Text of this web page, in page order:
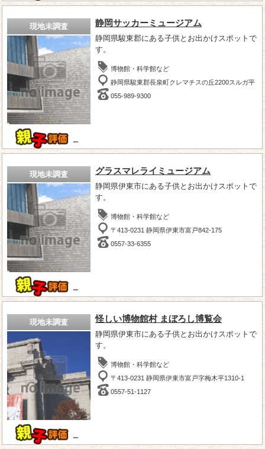
現地未調査
－
静岡サッカーミュージアム
静岡県駿東郡にある子供とお出かけスポットで
す。
博物館・科学館など
静岡県駿東郡長泉町クレマチスの丘2200スルガ平
055-989-9300
現地未調査
－
グラスマレライミュージアム
静岡県伊東市にある子供とお出かけスポットで
す。
博物館・科学館など
〒413-0231 静岡県伊東市富戸842-175
0557-33-6355
現地未調査
－
怪しい博物館村 まぼろし博覧会
静岡県伊東市にある子供とお出かけスポットで
す。
博物館・科学館など
〒413-0231 静岡県伊東市富戸字梅木平1310-1
0557-51-1127